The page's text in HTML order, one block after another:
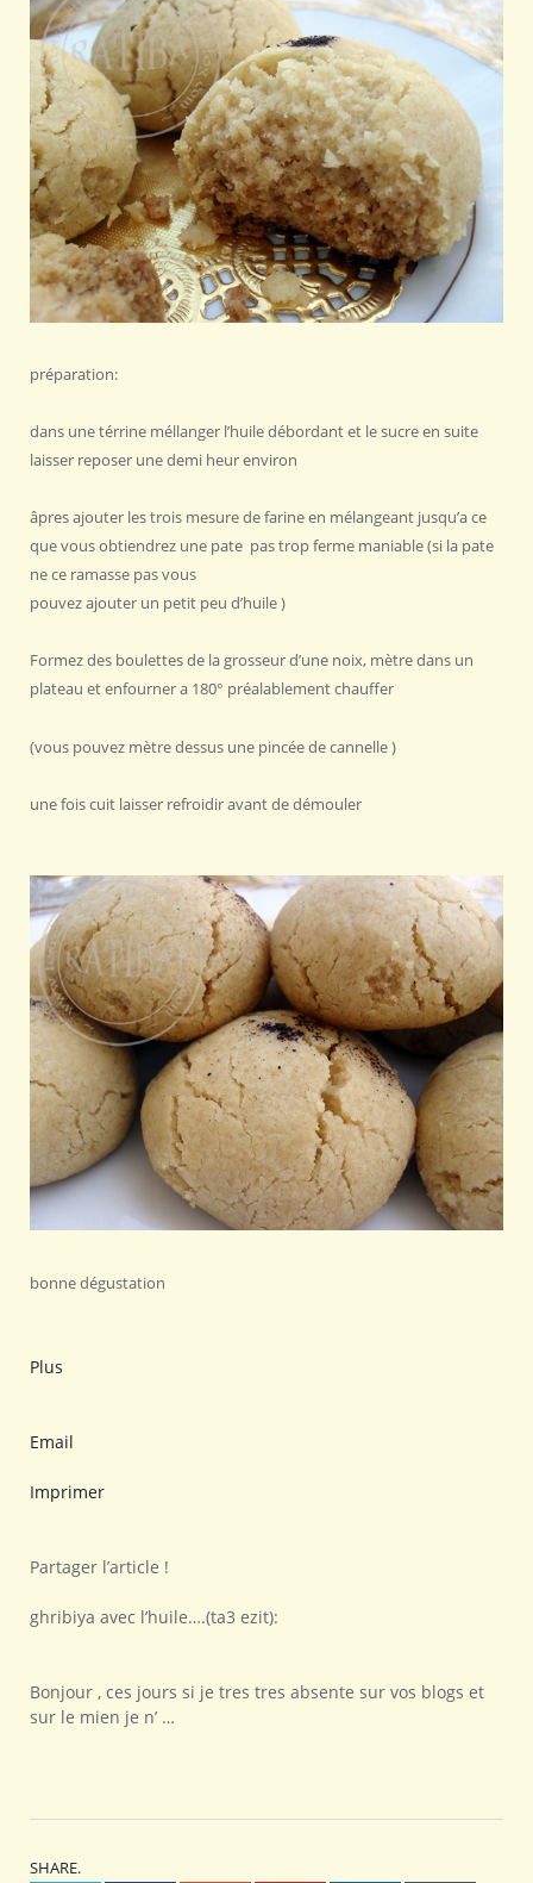
préparation:
dans une térrine méllanger l’huile débordant et le sucre en suite
laisser reposer une demi heur environ
âpres ajouter les trois mesure de farine en mélangeant jusqu’a ce
que vous obtiendrez une pate pas trop ferme maniable (si la pate
ne ce ramasse pas vous
pouvez ajouter un petit peu d’huile )
Formez des boulettes de la grosseur d’une noix, mètre dans un
plateau et enfourner a 180° préalablement chauffer
(vous pouvez mètre dessus une pincée de cannelle )
une fois cuit laisser refroidir avant de démouler
bonne dégustation
Plus
Email
Imprimer
Partager l’article !
ghribiya avec l’huile….(ta3 ezit):
Bonjour , ces jours si je tres tres absente sur vos blogs et
sur le mien je n’ …
SHARE.